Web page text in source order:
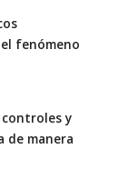
fenómeno
y
de manera